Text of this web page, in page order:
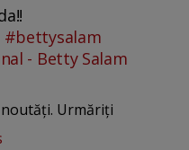
#bettysalam
- Betty Salam
Urmăriți